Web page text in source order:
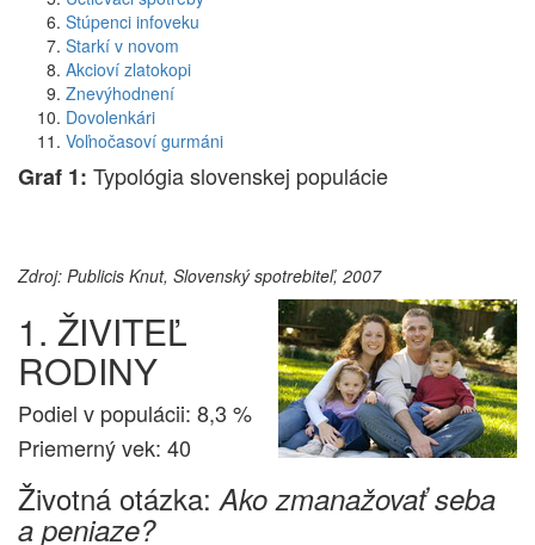
Stúpenci infoveku
Starkí v novom
Akcioví zlatokopi
Znevýhodnení
Dovolenkári
Voľnočasoví gurmáni
Graf 1: Typológia slovenskej populácie
Zdroj: Publicis Knut, Slovenský spotrebiteľ, 2007
1. ŽIVITEĽ
RODINY
Podiel v populácii: 8,3 %
Priemerný vek: 40
Životná otázka:Ako zmanažovať seba
a peniaze?